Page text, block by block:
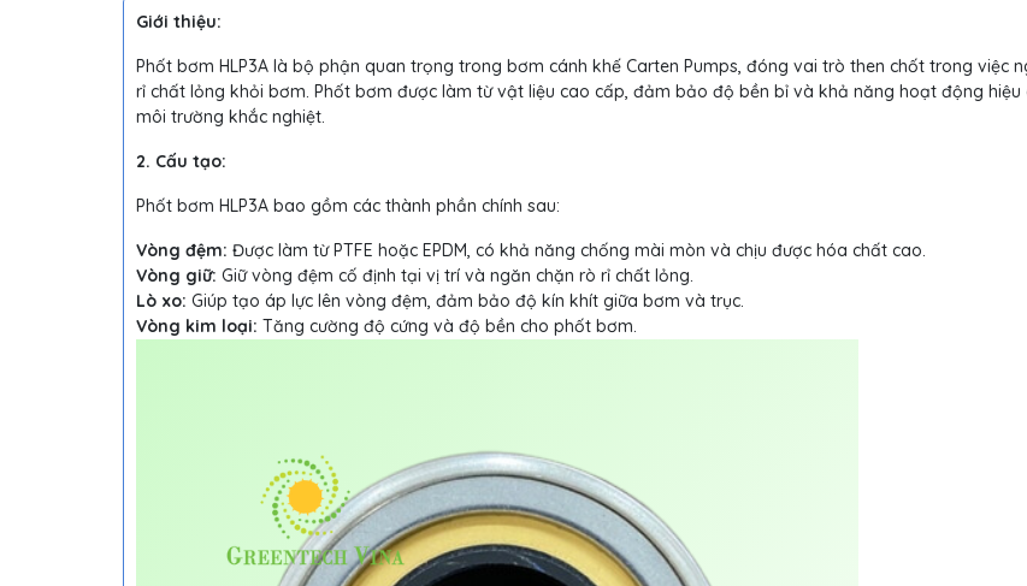
Giới thiệu:
Phốt bơm HLP3A là bộ phận quan trọng trong bơm cánh khế Carten Pumps, đóng vai trò then chốt trong việc
rỉ chất lỏng khỏi bơm. Phốt bơm được làm từ vật liệu cao cấp, đảm bảo độ bền bỉ và khả năng hoạt động hiệu
môi trường khắc nghiệt.
2. Cấu tạo:
Phốt bơm HLP3A bao gồm các thành phần chính sau:
Vòng đệm: Được làm từ PTFE hoặc EPDM, có khả năng chống mài mòn và chịu được hóa chất cao.
Vòng giữ: Giữ vòng đệm cố định tại vị trí và ngăn chặn rò rỉ chất lỏng.
Lò xo: Giúp tạo áp lực lên vòng đệm, đảm bảo độ kín khít giữa bơm và trục.
Vòng kim loại: Tăng cường độ cứng và độ bền cho phốt bơm.